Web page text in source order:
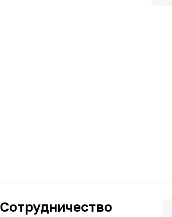
Сотрудничество